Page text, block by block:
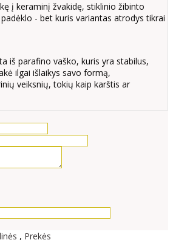
į keraminį žvakidę, stiklinio žibinto
- bet kuris variantas atrodys tikrai
iš parafino vaško, kuris yra stabilus,
ilgai išlaikys savo formą,
veiksnių, tokių kaip karštis ar
, Prekės